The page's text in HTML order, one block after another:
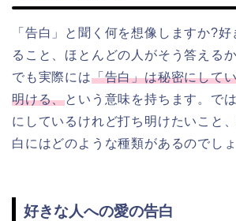
「告白」と聞く何を想像しますか?好
ること、ほとんどの人がそう答える
でも実際には「告白」は秘密にして
明ける、という意味を持ちます。で
にしているけれど打ち明けたいこと
白にはどのような種類があるのでしょ
好きな人への愛の告白